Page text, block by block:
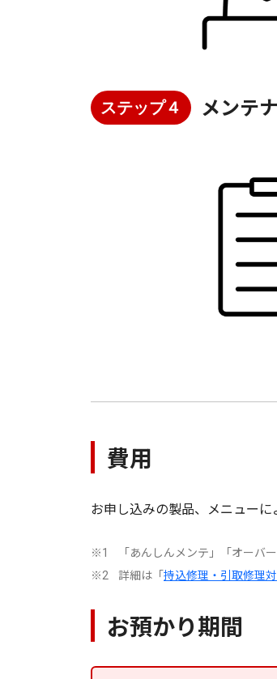
ステップ４ メンテ
費用
お申し込みの製品、メニュー
※1 「あんしんメンテ」「オーバ
※2 詳細は「持込修理・引取修理
お預かり期間